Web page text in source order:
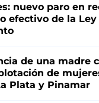
nuevo paro en
efectivo de la Ley
de una madre
de
Plata y Pinamar